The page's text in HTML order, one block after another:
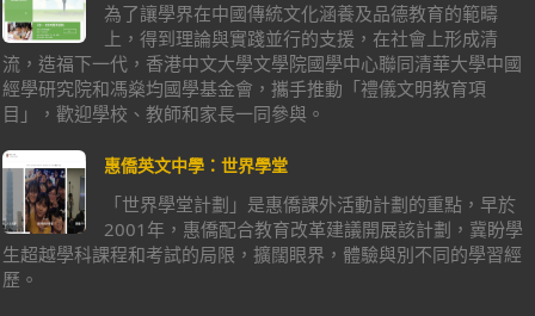
為了讓學界在中國傳統文化涵養及品德教育的範疇
上，得到理論與實踐並行的支援，在社會上形成清
流，造福下一代，香港中文大學文學院國學中心聯同清華大學中國
經學研究院和馮燊均國學基金會，攜手推動「禮儀文明教育項
目」，歡迎學校、教師和家長一同參與。
惠僑英文中學：世界學堂
「世界學堂計劃」是惠僑課外活動計劃的重點，早於
2001年，惠僑配合教育改革建議開展該計劃，冀盼學
生超越學科課程和考試的局限，擴闊眼界，體驗與別不同的學習經
歷。